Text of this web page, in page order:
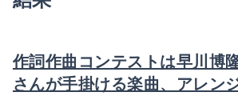
作詞作曲コンテストは早川博
さんが手掛ける楽曲、アレン